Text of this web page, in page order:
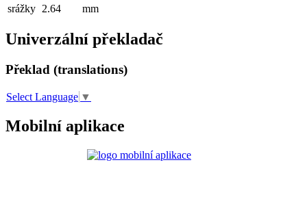
srážky 2.64 mm
Univerzální překladač
Překlad (translations)
Select Language ▼
Mobilní aplikace